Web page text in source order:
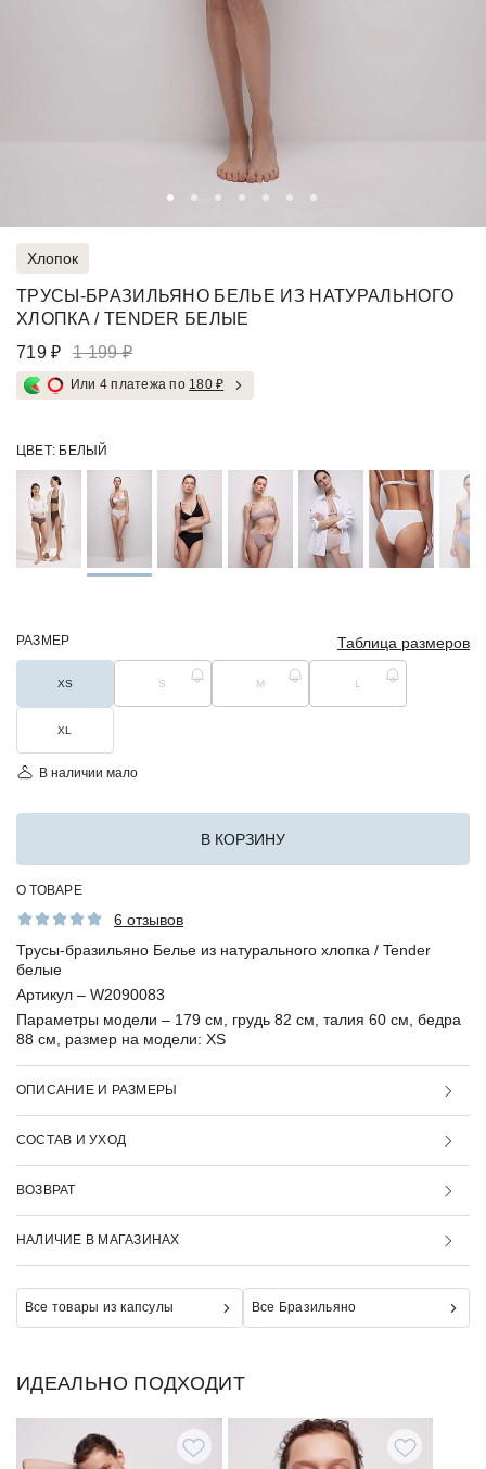
Хлопок
ТРУСЫ-БРАЗИЛЬЯНО БЕЛЬЕ ИЗ НАТУРАЛЬНОГО
ХЛОПКА / TENDER БЕЛЫЕ
719 ₽
1 199 ₽
Или 4 платежа по 180 ₽
ЦВЕТ: БЕЛЫЙ
РАЗМЕР Таблица размеров
XS S M L
XL
В наличии мало
В КОРЗИНУ
О ТОВАРЕ
6 отзывов
Трусы-бразильяно Белье из натурального хлопка / Tender
белые
Артикул – W2090083
Параметры модели – 179 см, грудь 82 см, талия 60 см, бедра
88 см, размер на модели: XS
ОПИСАНИЕ И РАЗМЕРЫ
СОСТАВ И УХОД
ВОЗВРАТ
НАЛИЧИЕ В МАГАЗИНАХ
Все товары из капсулы Все Бразильяно
ИДЕАЛЬНО ПОДХОДИТ